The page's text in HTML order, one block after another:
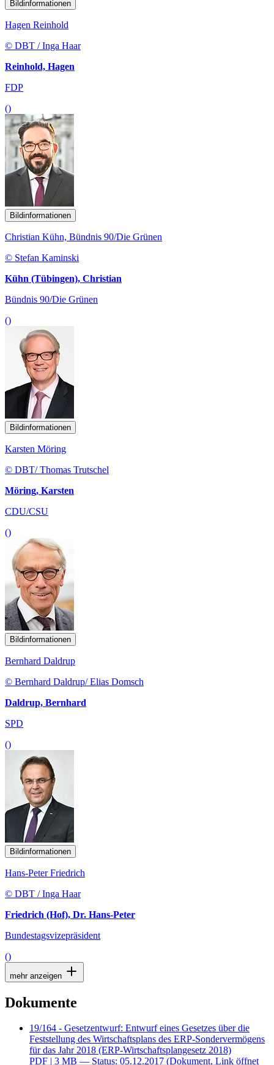
Bildinformationen
Hagen Reinhold
© DBT / Inga Haar
Reinhold, Hagen
FDP
()
Bildinformationen
Christian Kühn, Bündnis 90/Die Grünen
© Stefan Kaminski
Kühn (Tübingen), Christian
Bündnis 90/Die Grünen
()
Bildinformationen
Karsten Möring
© DBT/ Thomas Trutschel
Möring, Karsten
CDU/CSU
()
Bildinformationen
Bernhard Daldrup
© Bernhard Daldrup/ Elias Domsch
Daldrup, Bernhard
SPD
()
Bildinformationen
Hans-Peter Friedrich
© DBT / Inga Haar
Friedrich (Hof), Dr. Hans-Peter
Bundestagsvizepräsident
()
mehr anzeigen
Dokumente
19/164 - Gesetzentwurf: Entwurf eines Gesetzes über die
Feststellung des Wirtschaftsplans des ERP-Sondervermögens
für das Jahr 2018 (ERP-Wirtschaftsplangesetz 2018)
PDF | 3 MB — Status: 05.12.2017 (Dokument, Link öffnet